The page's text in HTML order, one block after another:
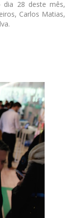
dia 28 deste mês,
Carlos Matias,